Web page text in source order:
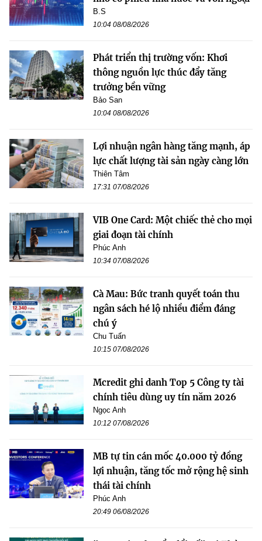
B.S
10:04 08/08/2026
Phát triển thị trường vốn: Khơi
thông nguồn lực thúc đẩy tăng
trưởng bền vững
Bảo San
10:04 08/08/2026
Lợi nhuận ngân hàng tăng mạnh, áp
lực chất lượng tài sản ngày càng lớn
Thiên Tâm
17:31 07/08/2026
VIB One Card: Một chiếc thẻ cho mọi
giai đoạn tài chính
Phúc Anh
10:34 07/08/2026
Cà Mau: Bức tranh quyết toán thu
ngân sách hé lộ nhiều điểm đáng
chú ý
Chu Tuấn
10:15 07/08/2026
Mcredit ghi danh Top 5 Công ty tài
chính tiêu dùng uy tín năm 2026
Ngọc Anh
10:12 07/08/2026
MB tự tin cán mốc 40.000 tỷ đồng
lợi nhuận, tăng tốc mở rộng hệ sinh
thái tài chính
Phúc Anh
20:49 06/08/2026